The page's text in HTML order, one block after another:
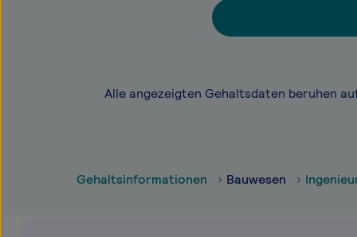
Alle angezeigten Gehaltsdaten beruhen
Gehaltsinformationen Bauwesen